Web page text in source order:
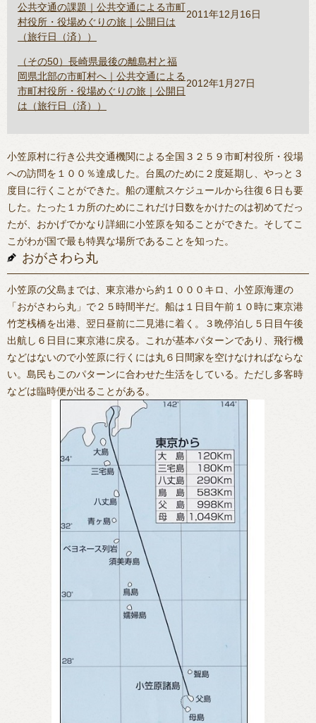
公共交通の課題｜公共交通による市町
村役所・役場めぐりの旅｜公開日は
（旅行日（済））
2011年12月16日
（その50）長崎県最後の離島村と福
岡県北部の市町村へ｜公共交通による
市町村役所・役場めぐりの旅｜公開日
は（旅行日（済））
2012年1月27日
小笠原村に行き公共交通機関による全国３２５９市町村役所・役場
への訪問を１００％達成した。台風のために２度延期し、やっと３
度目に行くことができた。船の運航スケジュールから往復６日も要
した。たった１カ所のためにこれだけ日数をかけたのは初めてだっ
たが、おかげでかなり詳細に小笠原を知ることができた。そしてこ
こがわが国で最も特異な場所であることを知った。
おがさわら丸
小笠原の父島までは、東京港から約１０００キロ、小笠原海運の
「おがさわら丸」で２５時間半だ。船は１日目午前１０時に東京港
竹芝桟橋を出港、翌日昼前に二見港に着く。３晩停泊し５日目午後
出航し６日目に東京港に戻る。これが基本パターンであり、飛行機
などはないので小笠原に行くには丸６日間家を空けなければならな
い。島民もこのパターンに合わせた生活をしている。ただし多客時
などは臨時便が出ることがある。